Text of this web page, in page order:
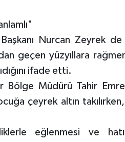
Nurcan Zeyrek
geçen yüzyıllara
ifade etti.
Bölge Müdürü Tahir
çeyrek altın
eğlenmesi ve